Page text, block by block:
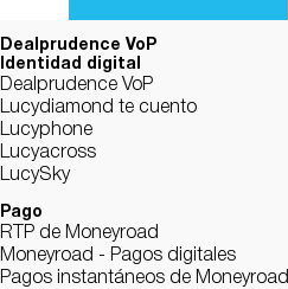
Dealprudence VoP
Identidad digital
Dealprudence VoP
Lucydiamond te cuento
Lucyphone
Lucyacross
LucySky
Pago
RTP de Moneyroad
Moneyroad - Pagos digitales
Pagos instantáneos de Moneyroad